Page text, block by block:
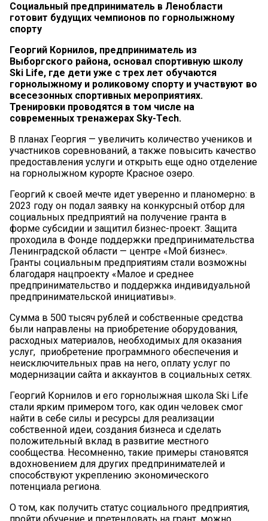
Социальный предприниматель в Ленобласти
готовит будущих чемпионов по горнолыжному
спорту
Георгий Корнилов, предприниматель из
Выборгского района, основал спортивную школу
Ski Life, где дети уже с трех лет обучаются
горнолыжному и роликовому спорту и участвуют во
всесезонных спортивных мероприятиях.
Тренировки проводятся в том числе на
современных тренажерах Sky-Tech.
В планах Георгия — увеличить количество учеников и
участников соревнований, а также повысить качество
предоставления услуги и открыть еще одно отделение
на горнолыжном курорте Красное озеро.
Георгий к своей мечте идет уверенно и планомерно: в
2023 году он подал заявку на конкурсный отбор для
социальных предприятий на получение гранта в
форме субсидии и защитил бизнес-проект. Защита
проходила в Фонде поддержки предпринимательства
Ленинградской области — центре «Мой бизнес».
Гранты социальным предприятиям стали возможны
благодаря нацпроекту «Малое и среднее
предпринимательство и поддержка индивидуальной
предпринимательской инициативы».
Сумма в 500 тысяч рублей и собственные средства
были направлены на приобретение оборудования,
расходных материалов, необходимых для оказания
услуг, приобретение программного обеспечения и
неисключительных прав на него, оплату услуг по
модернизации сайта и аккаунтов в социальных сетях.
Георгий Корнилов и его горнолыжная школа Ski Life
стали ярким примером того, как один человек смог
найти в себе силы и ресурсы для реализации
собственной идеи, создания бизнеса и сделать
положительный вклад в развитие местного
сообщества. Несомненно, такие примеры становятся
вдохновением для других предпринимателей и
способствуют укреплению экономического
потенциала региона.
О том, как получить статус социального предприятия,